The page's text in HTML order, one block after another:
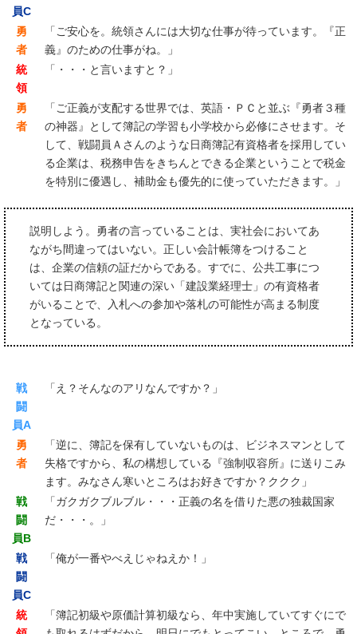
員C
勇
者
「ご安心を。統領さんには大切な仕事が待っています。『正
義』のための仕事がね。」
統
領
「・・・と言いますと？」
勇
者
「ご正義が支配する世界では、英語・ＰＣと並ぶ『勇者３種
の神器』として簿記の学習も小学校から必修にさせます。そ
して、戦闘員Ａさんのような日商簿記有資格者を採用してい
る企業は、税務申告をきちんとできる企業ということで税金
を特別に優遇し、補助金も優先的に使っていただきます。」
説明しよう。勇者の言っていることは、実社会においてあ
ながち間違ってはいない。正しい会計帳簿をつけること
は、企業の信頼の証だからである。すでに、公共工事につ
いては日商簿記と関連の深い「建設業経理士」の有資格者
がいることで、入札への参加や落札の可能性が高まる制度
となっている。
戦
闘
員A
「え？そんなのアリなんですか？」
勇
者
「逆に、簿記を保有していないものは、ビジネスマンとして
失格ですから、私の構想している『強制収容所』に送りこみ
ます。みなさん寒いところはお好きですか？ククク」
戦
闘
員B
「ガクガクブルブル・・・正義の名を借りた悪の独裁国家
だ・・・。」
戦
闘
員C
「俺が一番やべえじゃねえか！」
統
「簿記初級や原価計算初級なら、年中実施していてすぐにで